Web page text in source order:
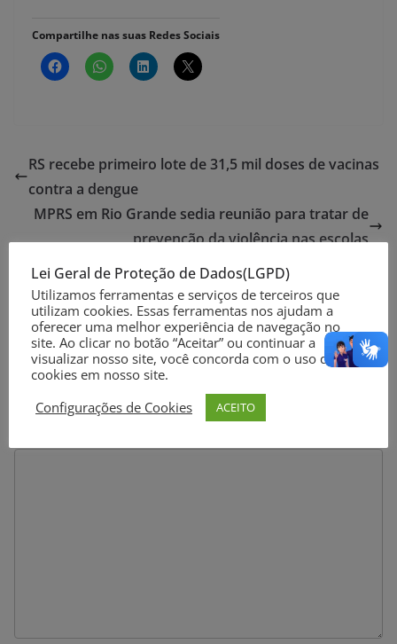
Compartilhe nas suas Redes Sociais
RS recebe primeiro lote de 31,5 mil doses de vacinas
contra a dengue
MPRS em Rio Grande sedia reunião para tratar de
prevenção da violência nas escolas
Deixe um comentário
O seu endereço de e-mail não será publicado.
Campos
obrigatórios são marcados com
Lei Geral de Proteção de Dados(LGPD)
Utilizamos ferramentas e serviços de terceiros que
utilizam cookies. Essas ferramentas nos ajudam a
oferecer uma melhor experiência de navegação no
site. Ao clicar no botão “Aceitar” ou continuar a
visualizar nosso site, você concorda com o uso de
cookies em nosso site.
Configurações de Cookies
ACEITO